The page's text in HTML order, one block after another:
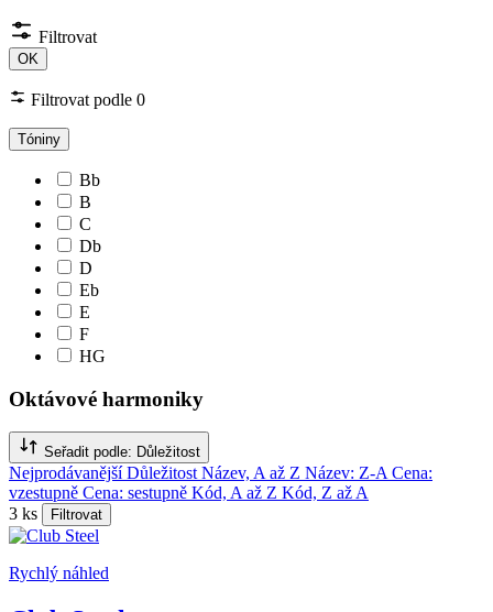
Filtrovat
OK
Filtrovat podle 0
Tóniny
Bb
B
C
Db
D
Eb
E
F
HG
Oktávové harmoniky
Seřadit podle: Důležitost
NejprodávanějšíDůležitostNázev, A až Z Název: Z-ACena:
vzestupně Cena: sestupně Kód, A až Z Kód, Z až A
3 ks Filtrovat
Rychlý náhled